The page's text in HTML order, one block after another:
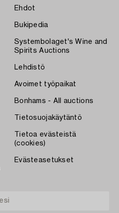
Ehdot
Bukipedia
Systembolaget's Wine and
Spirits Auctions
Lehdistö
Avoimet työpaikat
Bonhams - All auctions
Tietosuojakäytäntö
Tietoa evästeistä
(cookies)
Evästeasetukset